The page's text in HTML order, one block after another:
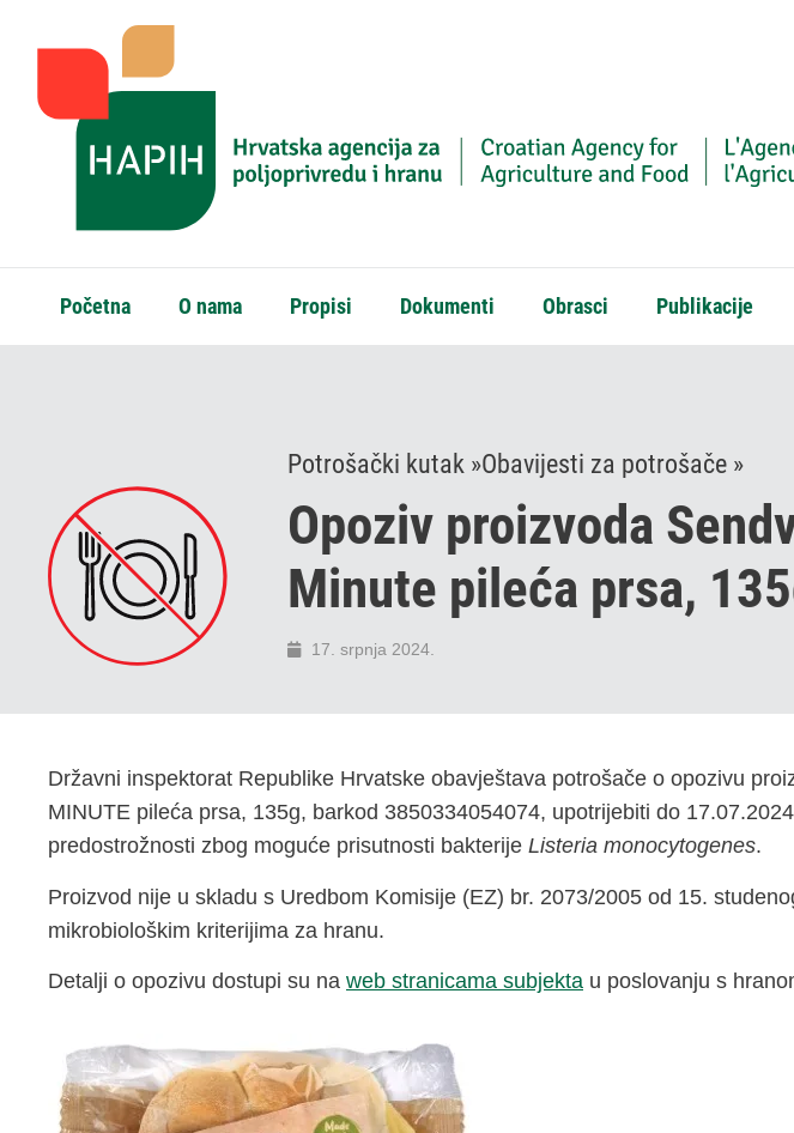
Početna O nama Propisi Dokumenti Obrasci Publikacije
Potrošački kutak »Obavijesti za potrošače »
Opoziv proizvoda
Minute pileća prsa,
17. srpnja 2024.
Državni inspektorat Republike Hrvatske obavještava potrošače o opozivu
MINUTE pileća prsa, 135g, barkod 3850334054074, upotrijebiti do
predostrožnosti zbog moguće prisutnosti bakterije Listeria monocytogenes.
Proizvod nije u skladu s Uredbom Komisije (EZ) br. 2073/2005 od 15.
mikrobiološkim kriterijima za hranu.
Detalji o opozivu dostupi su na web stranicama subjekta u poslovanju s